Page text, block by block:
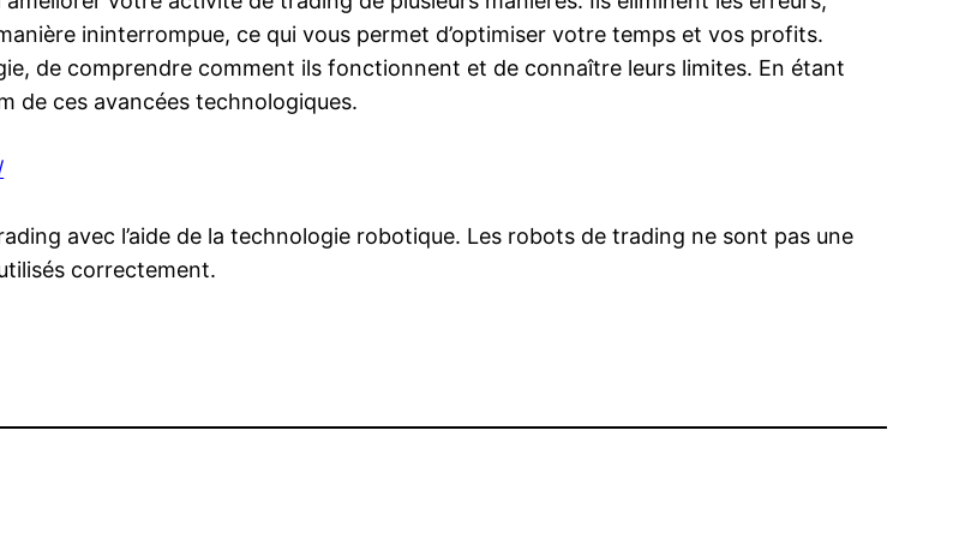
ininterrompue, ce qui vous permet d’optimiser votre temps et vos profits.
de comprendre comment ils fonctionnent et de connaître leurs limites. En étant
de ces avancées technologiques.
avec l’aide de la technologie robotique. Les robots de trading ne sont pas une
correctement.